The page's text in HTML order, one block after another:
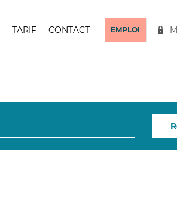
TARIF CONTACT EMPLOI